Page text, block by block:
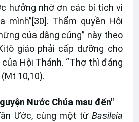
hưởng nhờ ơn các bí tích vì
mình”[30]. Thẩm quyền Hội
của dâng cúng” này theo
giáo phải cấp dưỡng cho
Hội Thánh. “Thợ thì đáng
(Mt 10,10).
Nước Chúa mau đến"
Ước, cùng một từ Basileia